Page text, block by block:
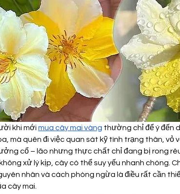
khi mới mua cây mai vàng thường chỉ để ý đến
mà quên đi việc quan sát kỹ tình trạng thân, vỏ
cổ – lão nhưng thực chất chỉ đang bị rong
xử lý kịp, cây có thể suy yếu nhanh chóng.
nhân và cách phòng ngừa là điều rất cần
cây mai.